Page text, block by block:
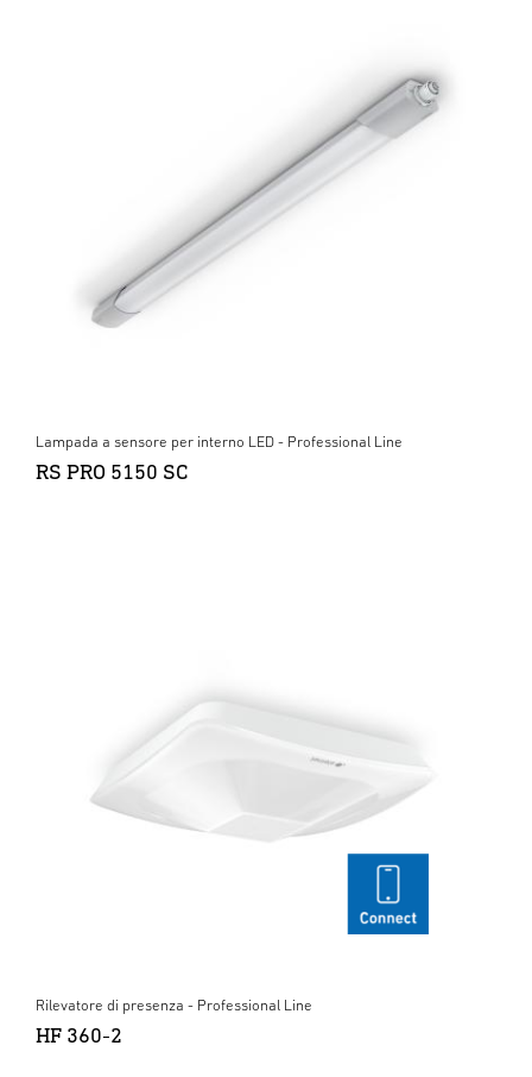
Lampada a sensore per interno LED - Professional Line
RS PRO 5150 SC
Rilevatore di presenza - Professional Line
HF 360-2